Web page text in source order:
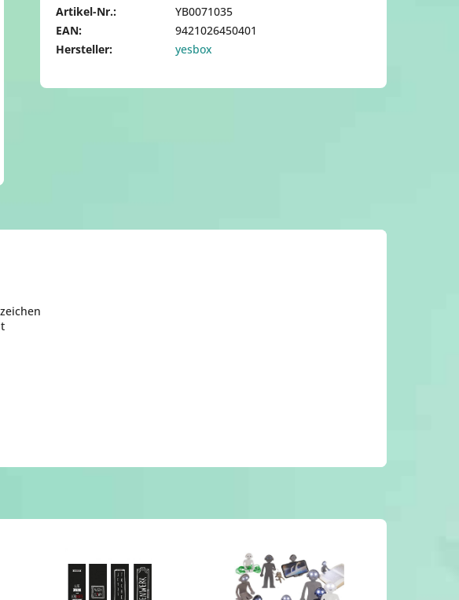
Artikel-Nr.:
YB0071035
EAN:
9421026450401
Hersteller:
yesbox